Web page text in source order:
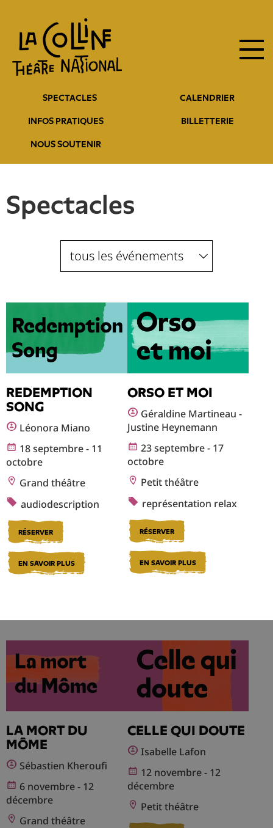
contenu
principal
entête
SPECTACLES CALENDRIER
INFOS PRATIQUES BILLETTERIE
NOUS SOUTENIR
principale
Spectacles
REDEMPTION
SONG
Léonora Miano
18 septembre - 11
octobre
Grand théâtre
audiodescription
RÉSERVER
EN SAVOIR PLUS
ORSO ET MOI
Géraldine Martineau -
Justine Heynemann
23 septembre - 17
octobre
Petit théâtre
représentation relax
RÉSERVER
EN SAVOIR PLUS
LA MORT DU
MÔME
Sébastien Kheroufi
6 novembre - 12
décembre
Grand théâtre
CELLE QUI DOUTE
Isabelle Lafon
12 novembre - 12
décembre
Petit théâtre